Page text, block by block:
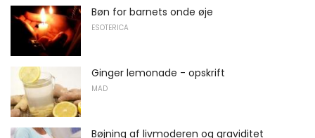
Bøn for barnets onde øje
ESOTERICA
Ginger lemonade - opskrift
MAD
Bøjning af livmoderen og graviditet